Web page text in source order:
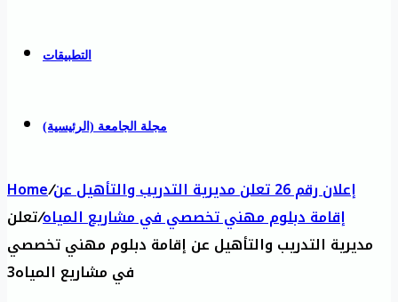
التطبيقات
مجلة الجامعة (الرئيسية)
Home/إعلان رقم 26 تعلن مديرية التدريب والتأهيل عن
إقامة دبلوم مهني تخصصي في مشاريع المياه/تعلن
مديرية التدريب والتأهيل عن إقامة دبلوم مهني تخصصي
في مشاريع المياه3